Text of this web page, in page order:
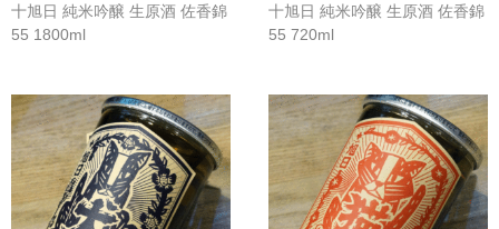
十旭日 純米吟醸 生原酒 佐香錦
55 1800ml
十旭日 純米吟醸 生原酒 佐香錦
55 720ml